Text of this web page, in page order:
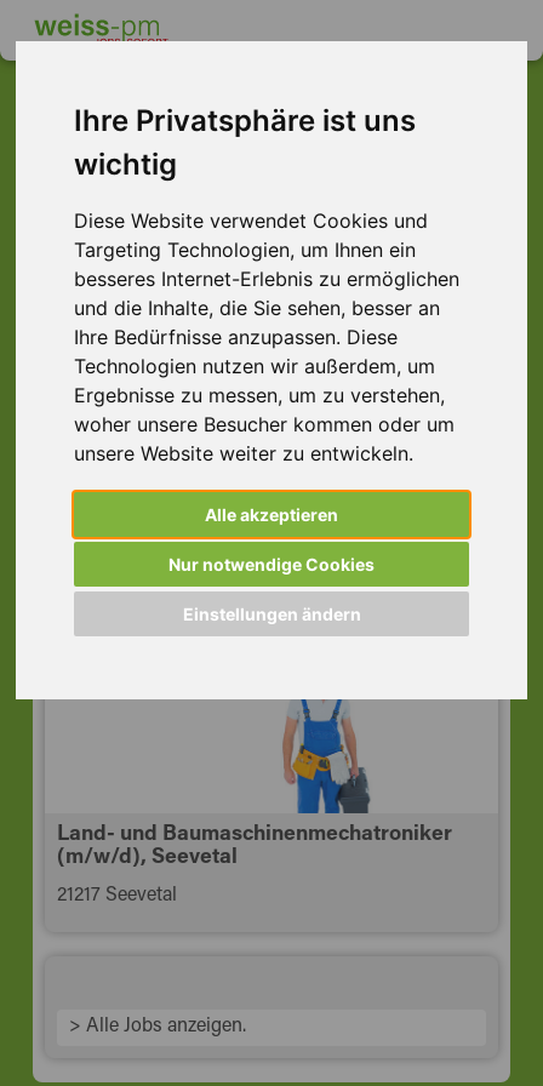
Ihre Privatsphäre ist uns
wichtig
Diese Website verwendet Cookies und
Targeting Technologien, um Ihnen ein
besseres Internet-Erlebnis zu ermöglichen
und die Inhalte, die Sie sehen, besser an
Ihre Bedürfnisse anzupassen. Diese
Technologien nutzen wir außerdem, um
Ergebnisse zu messen, um zu verstehen,
woher unsere Besucher kommen oder um
unsere Website weiter zu entwickeln.
Alle akzeptieren
Nur notwendige Cookies
Einstellungen ändern
Dieser Job ist leider
nicht mehr verfügbar ...
... aber vielleicht ist hier etwas dabei:
Landmaschinenmechatroniker (m/w/d),
Hamburg
20537 Hamburg
Land- und Baumaschinenmechatroniker
(m/w/d), Seevetal
21217 Seevetal
> Alle Jobs anzeigen.